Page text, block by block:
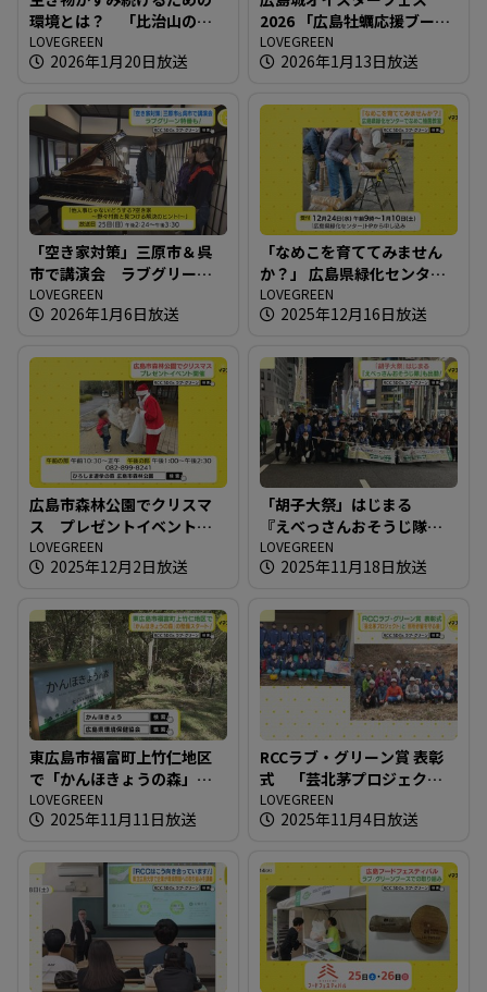
環境とは？ 「比治山の自
然たんけん！」開催
LOVEGREEN
2026年1月20日放送
2026 「広島牡蠣応援ブー
ス」が登場
LOVEGREEN
2026年1月13日放送
「空き家対策」三原市＆呉
市で講演会 ラブグリーン
特番も！
LOVEGREEN
2026年1月6日放送
「なめこを育ててみません
か？」 広島県緑化センター
でなめこ植菌教室
LOVEGREEN
2025年12月16日放送
広島市森林公園でクリスマ
ス プレゼントイベント開
催
LOVEGREEN
2025年12月2日放送
「胡子大祭」はじまる
『えべっさんおそうじ隊』
も出動！
LOVEGREEN
2025年11月18日放送
東広島市福富町上竹仁地区
で「かんほきょうの森」の
整備スタート！
LOVEGREEN
2025年11月11日放送
RCCラブ・グリーン賞 表彰
式 「芸北茅プロジェク
ト」と「別所砂留を守る
会」
LOVEGREEN
2025年11月4日放送